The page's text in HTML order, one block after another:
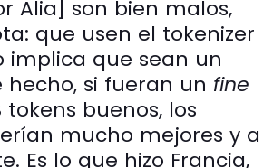
Alia] son bien malos,
que usen el tokenizer
implica que sean un
hecho, si fueran un fine
tokens buenos, los
mucho mejores y a
Es lo que hizo Francia,